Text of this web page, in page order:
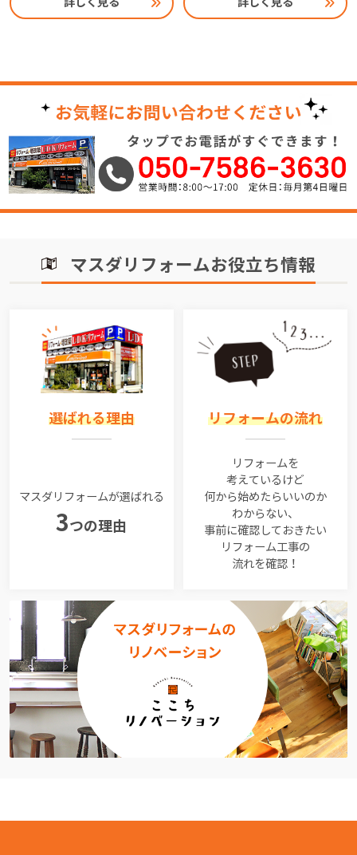
マスダリフォームお役立ち情報
選ばれる理由
マスダリフォームが選ばれる
3つの理由
リフォームの流れ
リフォームを
考えているけど
何から始めたらいいのか
わからない、
事前に確認しておきたい
リフォーム工事の
流れを確認！